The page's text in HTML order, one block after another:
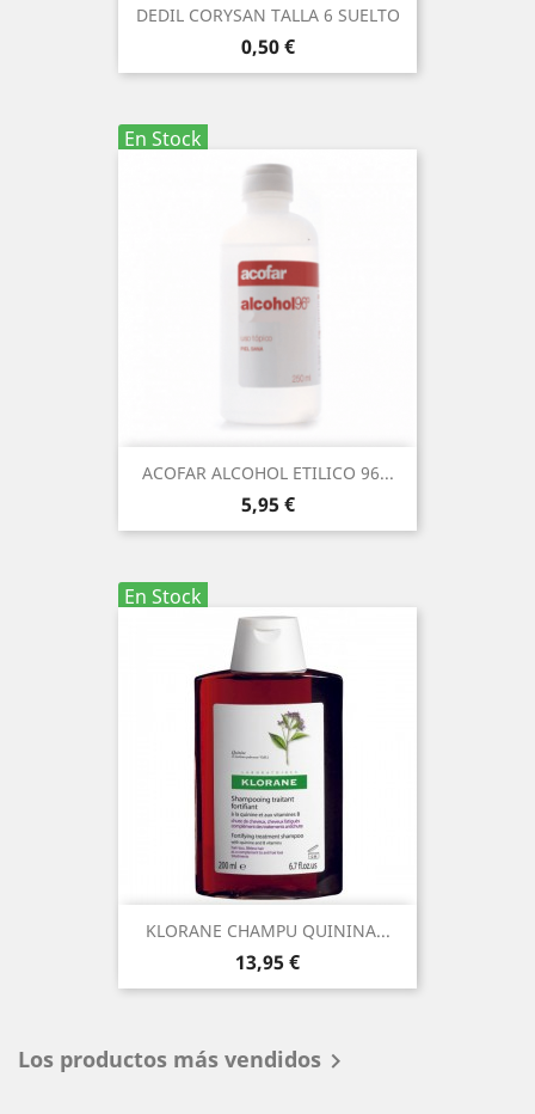
DEDIL CORYSAN TALLA 6 SUELTO
Precio
0,50 €
En Stock
ACOFAR ALCOHOL ETILICO 96...
Precio
5,95 €
En Stock
KLORANE CHAMPU QUININA...
Precio
13,95 €
Los productos más vendidos 